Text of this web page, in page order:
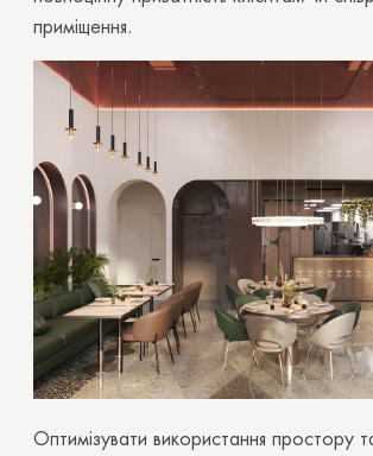
приміщення.
Оптимізувати використання простору
Дякуємо
Ваш запит на розрахунок
надіслано. Ми зв'яжемося з вами
OK